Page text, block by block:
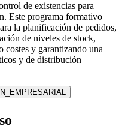
de existencias para
Este programa formativo
la planificación de pedidos,
de niveles de stock,
costes y garantizando una
y de distribución